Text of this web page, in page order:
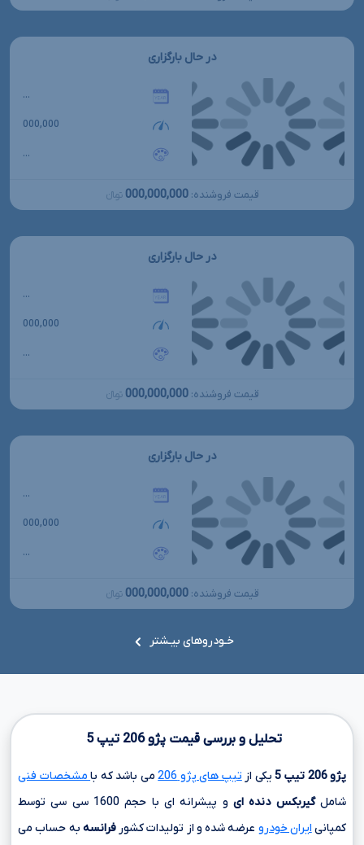
در حال بارگزاری
...
000,000
...
قیمت فروشنده: 000,000,000 تومانءءء
در حال بارگزاری
...
000,000
...
قیمت فروشنده: 000,000,000 تومانءءء
در حال بارگزاری
...
000,000
...
قیمت فروشنده: 000,000,000 تومانءءء
خـودروهای بیـشتر
تحلیل و بررسی قیمت پژو206 تیپ5
پژو206 تیپ 5یکی از تیپ های پژو 206 می باشد که بامشخصات فنی
شاملگیربکس دنده ای و پیشرانه ای با حجم 1600 سی سی
توسط
کمپانی ایران خودرو عرضه شده و از تولیدات کشورفرانسه به حساب می